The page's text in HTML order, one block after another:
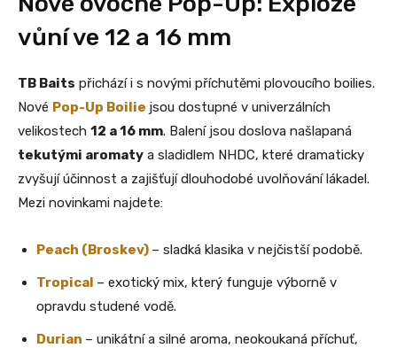
vůní ve 12 a 16 mm
TB Baits přichází i s novými příchutěmi plovoucího boilies.
Nové Pop-Up Boilie jsou dostupné v univerzálních
velikostech 12 a 16 mm. Balení jsou doslova našlapaná
tekutými aromaty a sladidlem NHDC, které dramaticky
zvyšují účinnost a zajišťují dlouhodobé uvolňování lákadel.
Mezi novinkami najdete:
Peach (Broskev) – sladká klasika v nejčistší podobě.
Tropical – exotický mix, který funguje výborně v
opravdu studené vodě.
Durian – unikátní a silné aroma, neokoukaná příchuť,